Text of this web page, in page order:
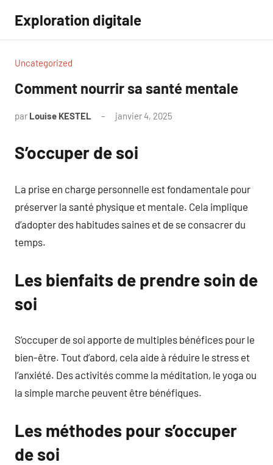
contenu
Exploration digitale
Uncategorized
Comment nourrir sa santé mentale
par Louise KESTEL janvier 4, 2025
S’occuper de soi
La prise en charge personnelle est fondamentale pour
préserver la santé physique et mentale. Cela implique
d’adopter des habitudes saines et de se consacrer du
temps.
Les bienfaits de prendre soin de
soi
S’occuper de soi apporte de multiples bénéfices pour le
bien-être. Tout d’abord, cela aide à réduire le stress et
l’anxiété. Des activités comme la méditation, le yoga ou
la simple marche peuvent être bénéfiques.
Les méthodes pour s’occuper
de soi